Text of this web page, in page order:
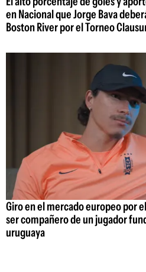
en Nacional que Jorge Bava
Boston River por el Torneo
Giro en el mercado europeo por
ser compañero de un jugador
uruguaya